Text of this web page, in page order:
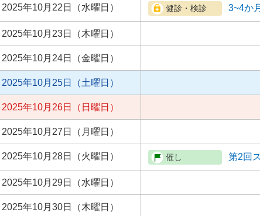
2025年10月22日（水曜日） 3~4か
2025年10月23日（木曜日）
2025年10月24日（金曜日）
2025年10月25日（土曜日）
2025年10月26日（日曜日）
2025年10月27日（月曜日）
2025年10月28日（火曜日） 第2回
2025年10月29日（水曜日）
2025年10月30日（木曜日）